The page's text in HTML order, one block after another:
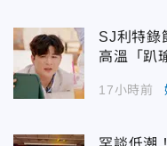
SJ利特
高溫「趴
17小時前